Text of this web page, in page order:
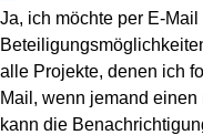
Ja, ich möchte per E-
alle Projekte, denen ich
Mail, wenn jemand
kann die